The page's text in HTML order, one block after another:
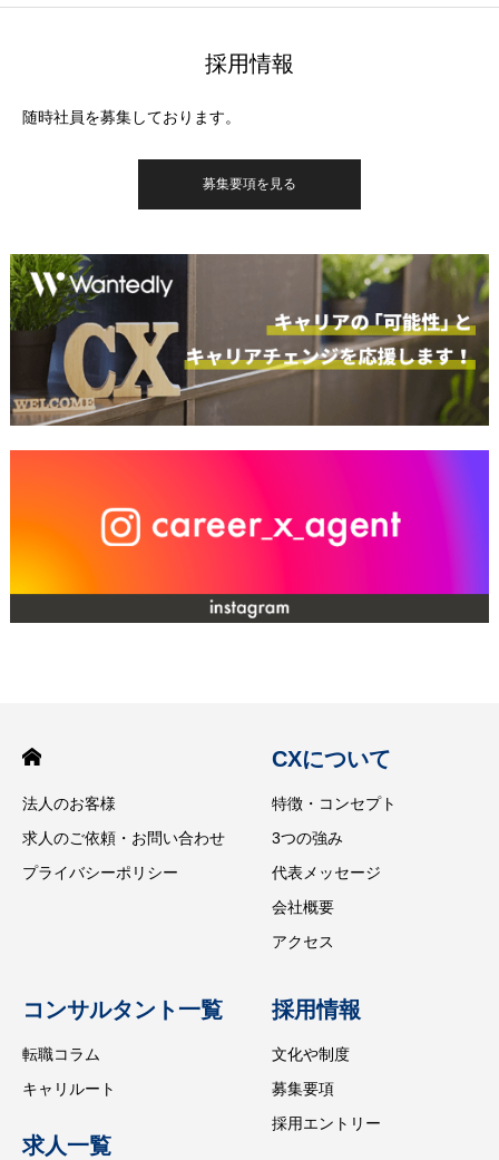
採用情報
随時社員を募集しております。
募集要項を見る
法人のお客様
求人のご依頼・お問い合わせ
プライバシーポリシー
CXについて
特徴・コンセプト
3つの強み
代表メッセージ
会社概要
アクセス
コンサルタント一覧
転職コラム
キャリルート
求人一覧
採用情報
文化や制度
募集要項
採用エントリー